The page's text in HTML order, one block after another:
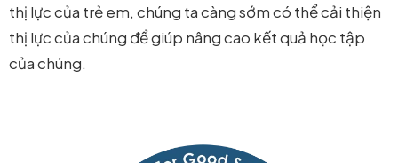
thị lực của trẻ em, chúng ta càng sớm có thể cải thiện
thị lực của chúng để giúp nâng cao kết quả học tập
của chúng.